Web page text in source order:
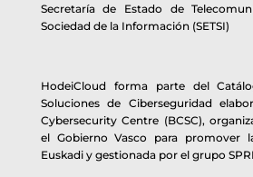
Secretaría de Estado de
Sociedad de la Información (SETSI)
HodeiCloud forma parte del
Soluciones de Ciberseguridad
Cybersecurity Centre (BCSC),
el Gobierno Vasco para promover
Euskadi y gestionada por el grupo